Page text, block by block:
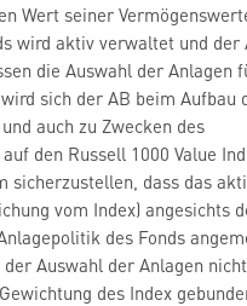
Wert seiner
wird aktiv verwaltet und der
die Auswahl der Anlagen
sich der AB beim Aufbau
auch zu Zwecken des
den Russell 1000 Value
sicherzustellen, dass das
vom Index) angesichts
des Fonds
Auswahl der Anlagen
des Index